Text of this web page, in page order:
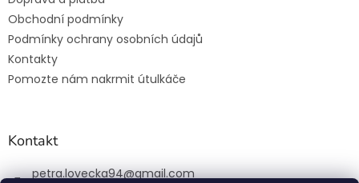
Obchodní podmínky
Podmínky ochrany osobních údajů
Kontakty
Pomozte nám nakrmit útulkáče
Kontakt
petra.lovecka94@gmail.com